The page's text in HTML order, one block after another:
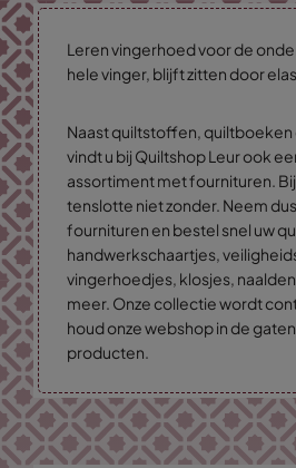
Leren vingerhoed voor de
hele vinger, blijft zitten door
Naast quiltstoffen,
vindt u bij Quiltshop Leur ook
assortiment met fournituren.
tenslotte niet zonder. Neem
fournituren en bestel snel uw
handwerkschaartjes,
vingerhoedjes, klosjes,
meer. Onze collectie wordt
houd onze webshop in de
producten.